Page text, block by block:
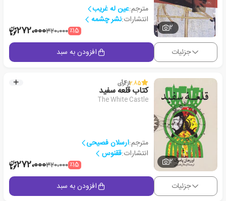
2
مترجم:عین له غریب
انتشارات:نشر چشمه
٪15320،000272،000
جزئیات افزودن به سبد
2
2.85از4رأی
کتاب قلعه سفید
The White Castle
مترجم:ارسلان فصیحی
انتشارات:ققنوس
٪15320،000272،000
جزئیات افزودن به سبد